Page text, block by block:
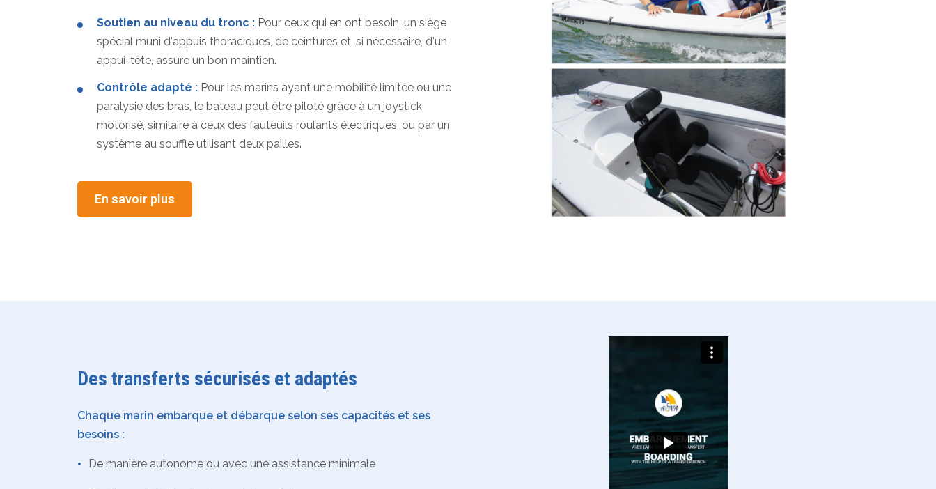
Soutien au niveau du tronc : Pour ceux qui en ont besoin, un siège
spécial muni d'appuis thoraciques, de ceintures et, si nécessaire, d'un
appui-tête, assure un bon maintien.
Contrôle adapté : Pour les marins ayant une mobilité limitée ou une
paralysie des bras, le bateau peut être piloté grâce à un joystick
motorisé, similaire à ceux des fauteuils roulants électriques, ou par un
système au souffle utilisant deux pailles.
En savoir plus
Des transferts sécurisés et adaptés
Chaque marin embarque et débarque selon ses capacités et ses
besoins :
• De manière autonome ou avec une assistance minimale